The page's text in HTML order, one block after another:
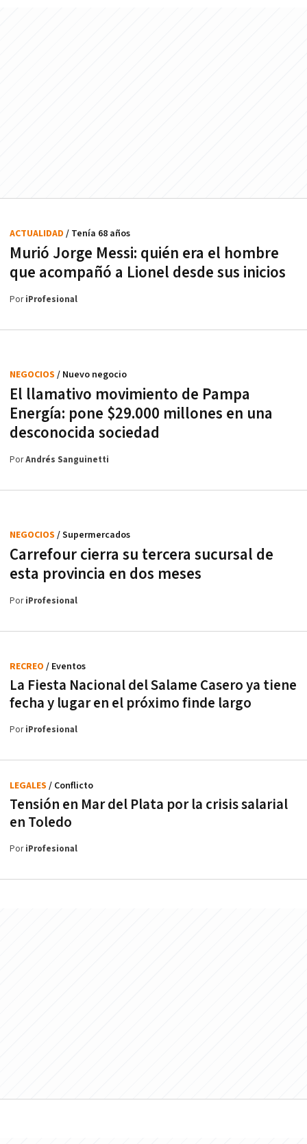
Murió Jorge Messi: quién era el hombre
que acompañó a Lionel desde sus inicios
ACTUALIDAD / Tenía 68 años
PoriProfesional
El llamativo movimiento de Pampa
Energía: pone $29.000 millones en una
desconocida sociedad
NEGOCIOS / Nuevo negocio
PorAndrés Sanguinetti
Carrefour cierra su tercera sucursal de
esta provincia en dos meses
NEGOCIOS / Supermercados
PoriProfesional
La Fiesta Nacional del Salame Casero ya tiene
fecha y lugar en el próximo finde largo
RECREO / Eventos
PoriProfesional
Tensión en Mar del Plata por la crisis salarial
en Toledo
LEGALES / Conflicto
PoriProfesional